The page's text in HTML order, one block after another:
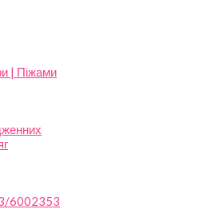
| Піжами
6002353